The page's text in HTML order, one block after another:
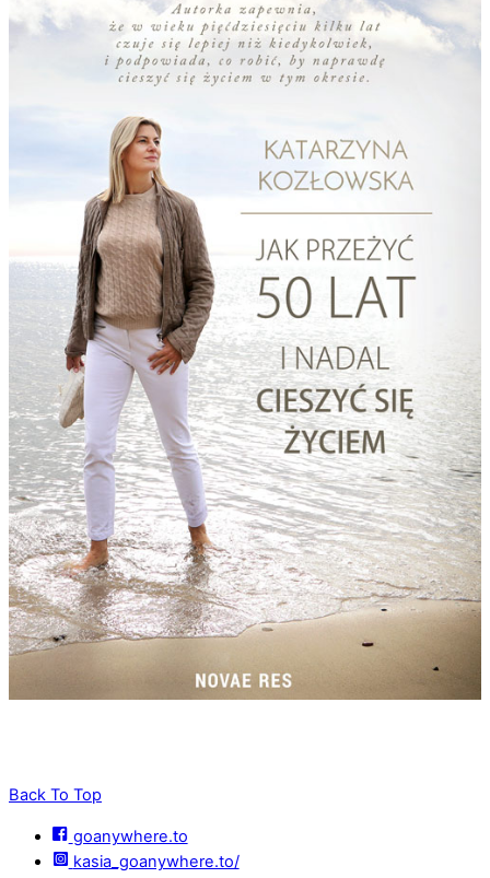
Back To Top
goanywhere.to
kasia_goanywhere.to/